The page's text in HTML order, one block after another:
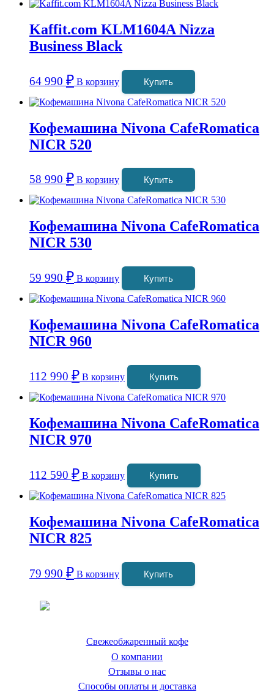
Kaffit.com KLM1604A Nizza
Business Black
64 990 ₽ В корзину Купить
Кофемашина Nivona CafeRomatica
NICR 520
58 990 ₽ В корзину Купить
Кофемашина Nivona CafeRomatica
NICR 530
59 990 ₽ В корзину Купить
Кофемашина Nivona CafeRomatica
NICR 960
112 990 ₽ В корзину Купить
Кофемашина Nivona CafeRomatica
NICR 970
112 590 ₽ В корзину Купить
Кофемашина Nivona CafeRomatica
NICR 825
79 990 ₽ В корзину Купить
Свежеобжаренный кофе
О компании
Отзывы о нас
Способы оплаты и доставка